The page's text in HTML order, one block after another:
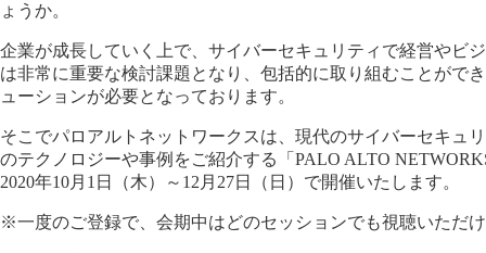
ょうか。
企業が成長していく上で、サイバーセキュリティで経営やビ
は非常に重要な検討課題となり、包括的に取り組むことがで
ューションが必要となっております。
そこでパロアルトネットワークスは、現代のサイバーセキュ
のテクノロジーや事例をご紹介する「PALO ALTO
2020年10月1日（木）～12月27日（日）で開催いたします。
※一度のご登録で、会期中はどのセッションでも視聴いただ